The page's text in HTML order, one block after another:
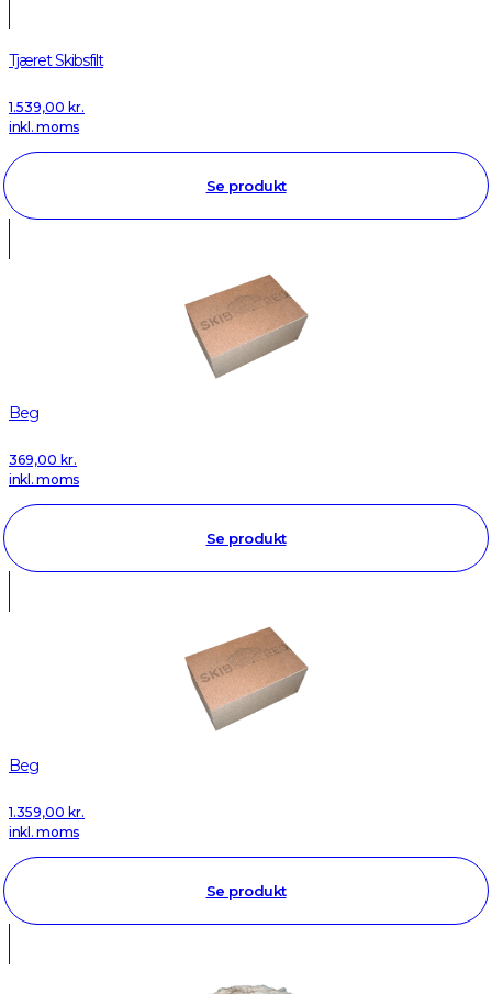
Tjæret Skibsfilt
1.539,00 kr.
inkl. moms
Se produkt
Beg
369,00 kr.
inkl. moms
Se produkt
Beg
1.359,00 kr.
inkl. moms
Se produkt